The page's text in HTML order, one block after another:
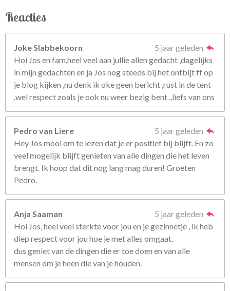
Reacties
Joke Slabbekoorn
5 jaar geleden
Hoi Jos en fam.heel veel aan jullie allen gedacht ,dagelijks
in mijn gedachten en ja Jos nog steeds bij het ontbijt ff op
je blog kijken ,nu denk ik oke geen bericht ,rust in de tent
.wel respect zoals je ook nu weer bezig bent .,liefs van ons
Pedro van Liere
5 jaar geleden
Hey Jos mooi om te lezen dat je er positief bij blijft. En zo
veel mogelijk blijft genieten van alle dingen die het leven
brengt. Ik hoop dat dit nog lang mag duren! Groeten
Pedro.
Anja Saaman
5 jaar geleden
Hoi Jos, heel veel sterkte voor jou en je gezinnetje , ik heb
diep respect voor jou hoe je met alles omgaat.
dus geniet van de dingen die er toe doen en van alle
mensen om je heen die van je houden.